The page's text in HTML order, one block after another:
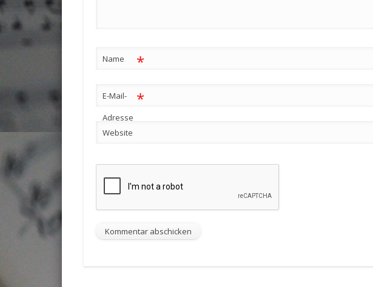
Name *
E-Mail-
Adresse
*
Website